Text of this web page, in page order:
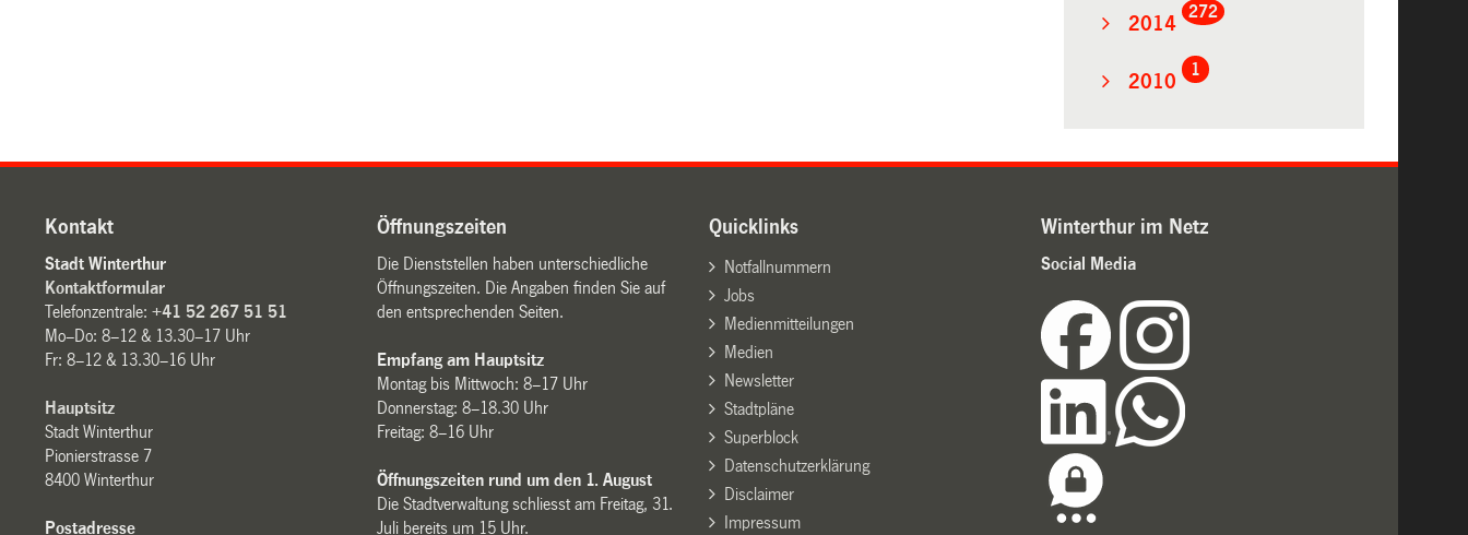
2014
272
2010
1
Kontakt
Stadt Winterthur
Kontaktformular
Telefonzentrale:+41 52 267 51 51
Mo–Do: 8–12 & 13.30–17 Uhr
Fr: 8–12 & 13.30–16 Uhr
Hauptsitz
Stadt Winterthur
Pionierstrasse 7
8400 Winterthur
Postadresse
Öffnungszeiten
Die Dienststellen haben unterschiedliche
Öffnungszeiten. Die Angaben finden Sie auf
den entsprechenden Seiten.
Empfang am Hauptsitz
Montag bis Mittwoch: 8–17 Uhr
Donnerstag: 8–18.30 Uhr
Freitag: 8–16 Uhr
Öffnungszeiten rund um den 1. August
Die Stadtverwaltung schliesst am Freitag, 31.
Juli bereits um 15 Uhr.
Quicklinks
Notfallnummern
Jobs
Medienmitteilungen
Medien
Newsletter
Stadtpläne
Superblock
Datenschutzerklärung
Disclaimer
Impressum
Winterthur im Netz
Social Media